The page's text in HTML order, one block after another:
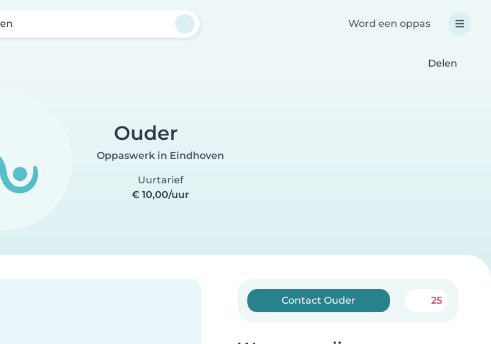
Word een oppas
Delen
Ouder
Oppaswerk in Eindhoven
Uurtarief
€ 10,00/uur
Contact Ouder 25